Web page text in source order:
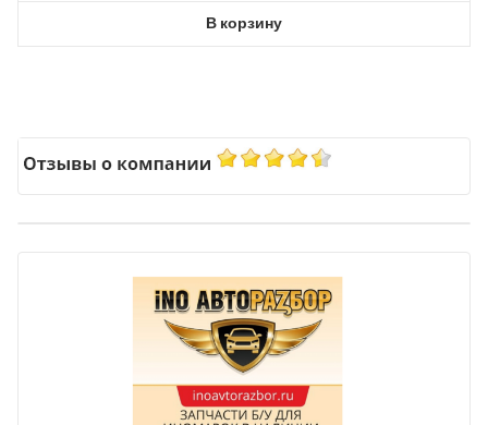
В корзину